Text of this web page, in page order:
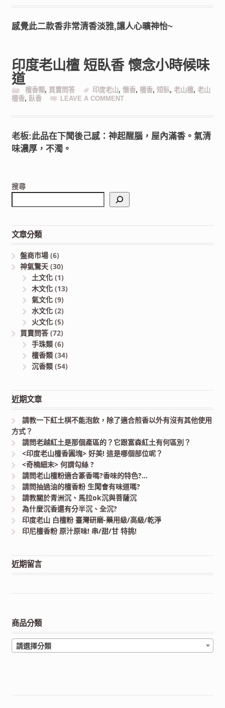
感覺此二款香非常清香淡雅,讓人心曠神怡~
印度老山檀 短臥香 懷念小時候味
道
檀香類, 買賣問答 印度老山, 懷香, 檀香, 短臥, 老山檀, 老山
檀香, 臥香 LEAVE A COMMENT
老板:此品在下聞後己感：神起醒腦，屋內滿香。氣清
味濃厚，不濁。
搜尋
文章分類
盤商市場 (6)
神氣驚天 (30)
土文化(1)
木文化(13)
氣文化(9)
水文化(2)
火文化(5)
買賣問答(72)
手珠類(6)
檀香類(34)
沉香類(54)
近期文章
請教一下紅土棋不能泡飲，除了適合煎香以外有沒有其他使用
方式？
請問老越紅土是那個產區的？它跟富森紅土有何區別？
<印度老山檀香圓塊> 好美! 這是哪個部位呢？
<奇楠細末> 何謂勾絲 ?
請問老山檀粉適合篆香嗎?香味的特色?…
請問抽過油的檀香粉 生聞會有味道嗎?
請教關於青洲沉、馬拉ok沉與菩薩沉
為什麼沉香還有分半沉、全沉?
印度老山 白檀粉 臺灣研磨-藥用級/高級/乾淨
印尼檀香粉 原汁原味! 串/甜/甘 特挑!
近期留言
商品分類
請選擇分類